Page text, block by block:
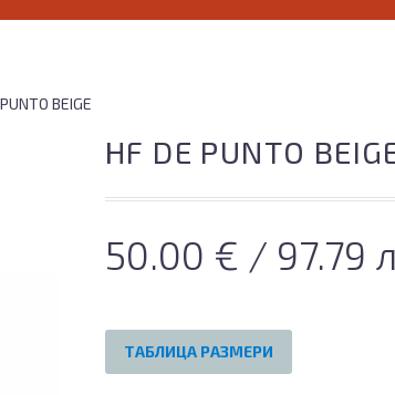
BEIGE
HF DE PUNTO
50.00 € / 97.79
ТАБЛИЦА РАЗМЕРИ